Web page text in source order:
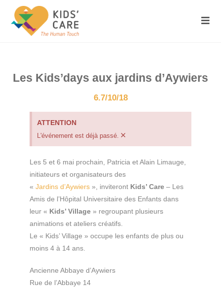
Les Kids’days aux jardins d’Aywiers
6.7/10/18
ATTENTION
L'événement est déjà passé. ×
Les 5 et 6 mai prochain, Patricia et Alain Limauge,
initiateurs et organisateurs des
« Jardins d’Aywiers », inviteront Kids’ Care – Les
Amis de l’Hôpital Universitaire des Enfants dans
leur « Kids’ Village » regroupant plusieurs
animations et ateliers créatifs.
Le « Kids’ Village » occupe les enfants de plus ou
moins 4 à 14 ans.
Ancienne Abbaye d’Aywiers
Rue de l’Abbaye 14